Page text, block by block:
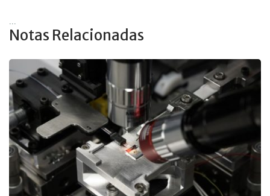
Notas Relacionadas